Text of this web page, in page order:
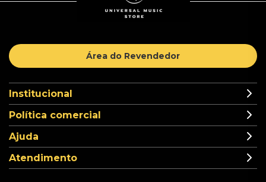
Área do Revendedor
Institucional
Política comercial
Ajuda
Atendimento